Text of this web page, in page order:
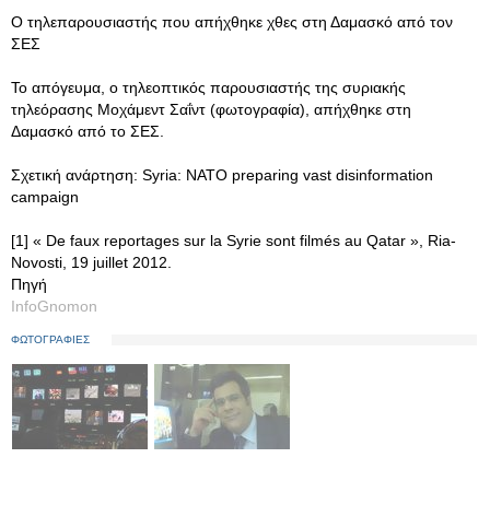
Ο τηλεπαρουσιαστής που απήχθηκε χθες στη Δαμασκό από τον
ΣΕΣ
Το απόγευμα, ο τηλεοπτικός παρουσιαστής της συριακής
τηλεόρασης Μοχάμεντ Σαΐντ (φωτογραφία), απήχθηκε στη
Δαμασκό από το ΣΕΣ.
Σχετική ανάρτηση: Syria: NATO preparing vast disinformation
campaign
[1] « De faux reportages sur la Syrie sont filmés au Qatar », Ria-
Novosti, 19 juillet 2012.
Πηγή
InfoGnomon
ΦΩΤΟΓΡΑΦΙΕΣ